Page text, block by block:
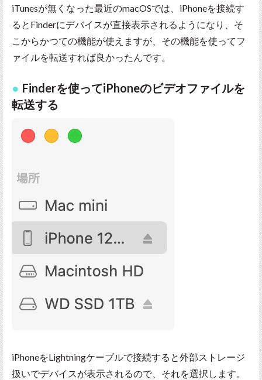
iTunesが無くなった最近のmacOSでは、iPhoneを接続す
るとFinderにデバイスが直接表示されるようになり、そ
こからかつての機能が使えますが、その機能を使ってフ
ァイルを転送すれば良かったんです。
Finderを使ってiPhoneのビデオファイルを
転送する
iPhoneをLightningケーブルで接続すると外部ストレージ
扱いでデバイスが表示されるので、それを選択します。